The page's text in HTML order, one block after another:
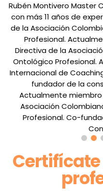
Rubén Montivero Master
con más 11 años de
de la Asociación
Profesional.
Directiva de la
Ontológico Profesional.
Internacional de
fundador de la
Actualmente
Asociación
Profesional. Co-